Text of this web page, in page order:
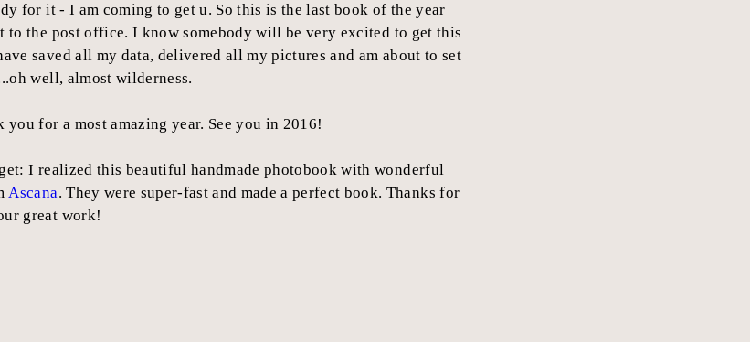
for it - I am coming to get u. So this is the last book of the year
to the post office. I know somebody will be very excited to get this
saved all my data, delivered all my pictures and am about to set
well, almost wilderness.
you for a most amazing year. See you in 2016!
I realized this beautiful handmade photobook with wonderful
Ascana. They were super-fast and made a perfect book. Thanks for
great work!